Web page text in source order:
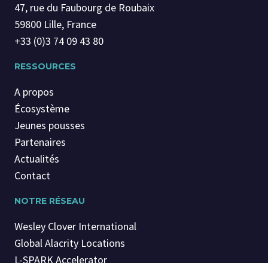
47, rue du Faubourg de Roubaix
59800 Lille, France
+33 (0)3 74 09 43 80
RESSOURCES
A propos
Écosystème
Jeunes pousses
Partenaires
Actualités
Contact
NOTRE RÉSEAU
Wesley Clover International
Global Alacrity Locations
L-SPARK Accelerator